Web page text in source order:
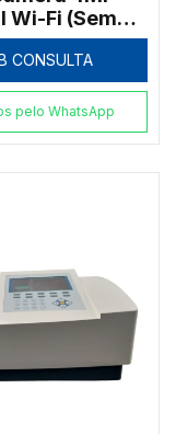
Wi-Fi (Sem
CONSULTA
pelo WhatsApp